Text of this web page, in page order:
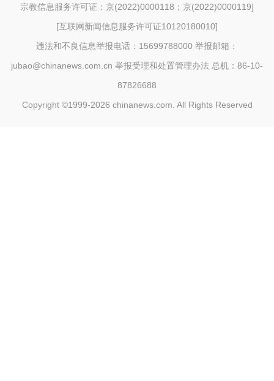
宗教信息服务许可证：京(2022)0000118；京(2022)0000119]
[互联网新闻信息服务许可证10120180010]
违法和不良信息举报电话：15699788000 举报邮箱：
jubao@chinanews.com.cn 举报受理和处置管理办法 总机：86-10-
87826688
Copyright ©1999-2026 chinanews.com. All Rights Reserved